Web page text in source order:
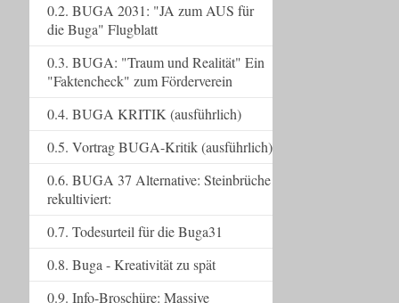
0.2. BUGA 2031: "JA zum AUS für
die Buga" Flugblatt
0.3. BUGA: "Traum und Realität" Ein
"Faktencheck" zum Förderverein
0.4. BUGA KRITIK (ausführlich)
0.5. Vortrag BUGA-Kritik (ausführlich)
0.6. BUGA 37 Alternative: Steinbrüche
rekultiviert:
0.7. Todesurteil für die Buga31
0.8. Buga - Kreativität zu spät
0.9. Info-Broschüre: Massive